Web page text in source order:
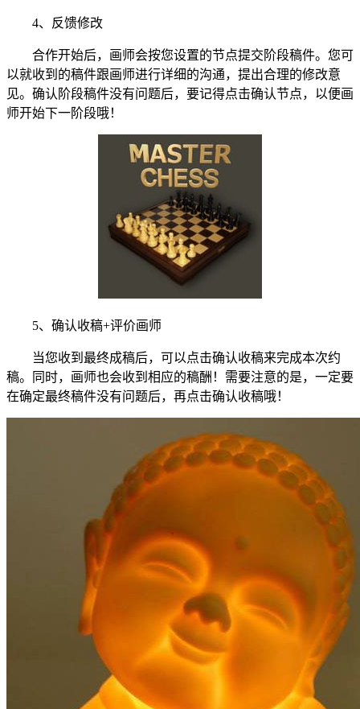
4、反馈修改
合作开始后，画师会按您设置的节点提交阶段稿件。您可
以就收到的稿件跟画师进行详细的沟通，提出合理的修改意
见。确认阶段稿件没有问题后，要记得点击确认节点，以便画
师开始下一阶段哦！
5、确认收稿+评价画师
当您收到最终成稿后，可以点击确认收稿来完成本次约
稿。同时，画师也会收到相应的稿酬！需要注意的是，一定要
在确定最终稿件没有问题后，再点击确认收稿哦！